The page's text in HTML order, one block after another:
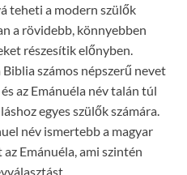
teheti a modern szülők
a rövidebb, könnyebben
részesítik előnyben.
Biblia számos népszerű nevet
az Emánuéla név talán túl
egyes szülők számára.
név ismertebb a magyar
Emánuéla, ami szintén